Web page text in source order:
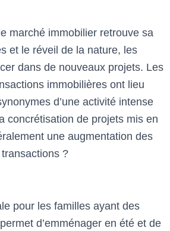
marché immobilier retrouve sa
et le réveil de la nature, les
dans de nouveaux projets. Les
immobilières ont lieu
d’une activité intense
concrétisation de projets mis en
une augmentation des
?
pour les familles ayant des
d’emménager en été et de